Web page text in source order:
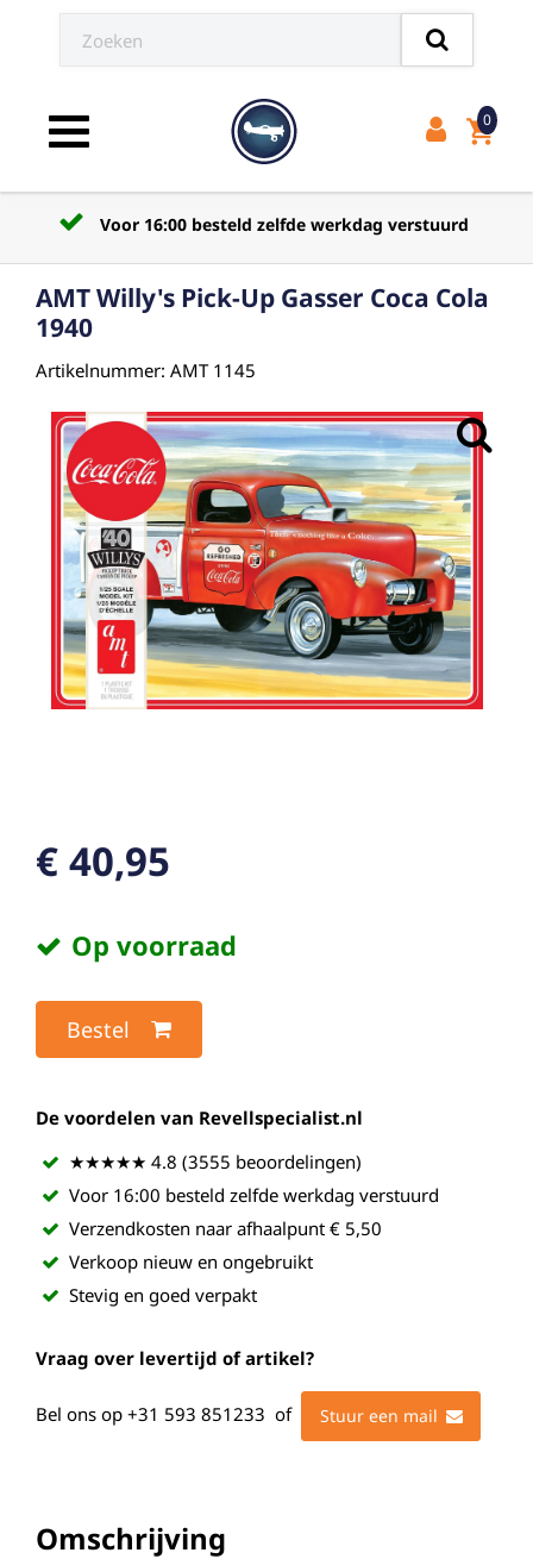
Toggle navigation shopping_cart
0
Voor 16:00 besteld zelfde werkdag verstuurd
AMT Willy's Pick-Up Gasser Coca Cola
1940
Artikelnummer: AMT 1145
€ 40,95
Op voorraad
Bestel
De voordelen van Revellspecialist.nl
★★★★★ 4.8 (3555 beoordelingen)
Voor 16:00 besteld zelfde werkdag verstuurd
Verzendkosten naar afhaalpunt € 5,50
Verkoop nieuw en ongebruikt
Stevig en goed verpakt
Vraag over levertijd of artikel?
Bel ons op +31 593 851233 of Stuur een mail
Omschrijving